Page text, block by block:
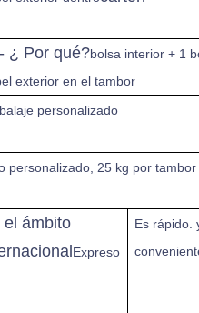
- ¿ Por qué?bolsa interior + 1
exterior en el tambor
personalizado
personalizado, 25 kg por tambor
el ámbito
Expreso
Es rápido.